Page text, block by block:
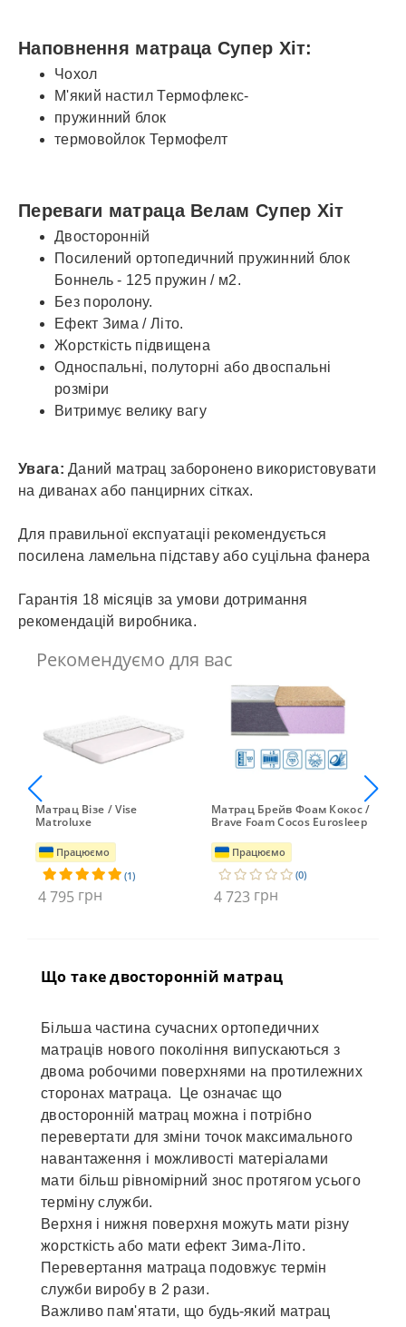
Наповнення матраца Супер Хіт:
Чохол
М'який настил Термофлекс-
пружинний блок
термовойлок Термофелт
Переваги матраца Велам Супер Хіт
Двосторонній
Посилений ортопедичний пружинний блок
Боннель - 125 пружин / м2.
Без поролону.
Ефект Зима / Літо.
Жорсткість підвищена
Односпальні, полуторні або двоспальні
розміри
Витримує велику вагу
Увага: Даний матрац заборонено використовувати
на диванах або панцирних сітках.
Для правильної експуатаціі рекомендується
посилена ламельна підставу або суцільна фанера
Гарантія 18 місяців за умови дотримання
рекомендацій виробника.
Рекомендуємо для вас
Матрац Візе / Vise
Matroluxe
Працюємо
(1)
4 795 грн
Матрац Брейв Фоам Кокос /
Brave Foam Cocos Eurosleep
Працюємо
(0)
4 723 грн
Що таке двосторонній матрац
Більша частина сучасних ортопедичних
матраців нового покоління випускаються з
двома робочими поверхнями на протилежних
сторонах матраца. Це означає що
двосторонній матрац можна і потрібно
перевертати для зміни точок максимального
навантаження і можливості матеріалами
мати більш рівномірний знос протягом усього
терміну служби.
Верхня і нижня поверхня можуть мати різну
жорсткість або мати ефект Зима-Літо.
Перевертання матраца подовжує термін
служби виробу в 2 рази.
Важливо пам'ятати, що будь-який матрац